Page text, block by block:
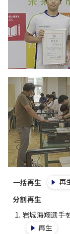
一括再生
再
分割再生
岩城海翔選手
再生